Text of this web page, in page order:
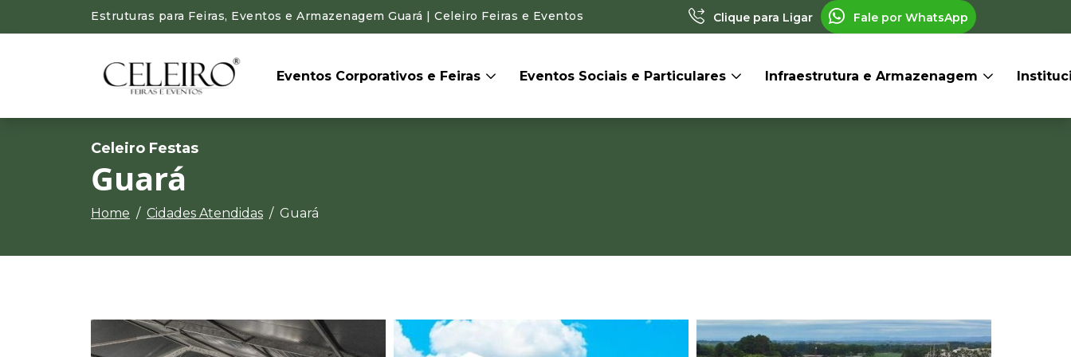
Estruturas para Feiras, Eventos e Armazenagem Guará | Celeiro Feiras e Eventos Clique para Ligar Fale por WhatsApp
Eventos Corporativos e Feiras Eventos Sociais e Particulares Infraestrutura e Armazenagem
Celeiro Festas
Guará
Home Cidades Atendidas Guará